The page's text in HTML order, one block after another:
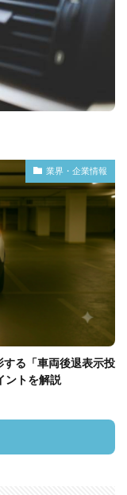
業界・企業情報
る「車両後退表示投
ントを解説